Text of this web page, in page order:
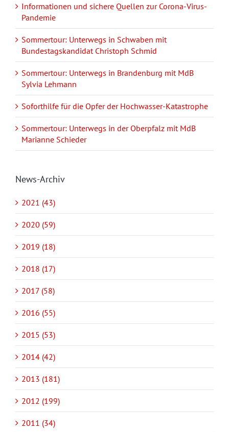
Informationen und sichere Quellen zur Corona-Virus-
Pandemie
Sommertour: Unterwegs in Schwaben mit
Bundestagskandidat Christoph Schmid
Sommertour: Unterwegs in Brandenburg mit MdB
Sylvia Lehmann
Soforthilfe für die Opfer der Hochwasser-Katastrophe
Sommertour: Unterwegs in der Oberpfalz mit MdB
Marianne Schieder
News-Archiv
2021 (43)
2020 (59)
2019 (18)
2018 (17)
2017 (58)
2016 (55)
2015 (53)
2014 (42)
2013 (181)
2012 (199)
2011 (34)